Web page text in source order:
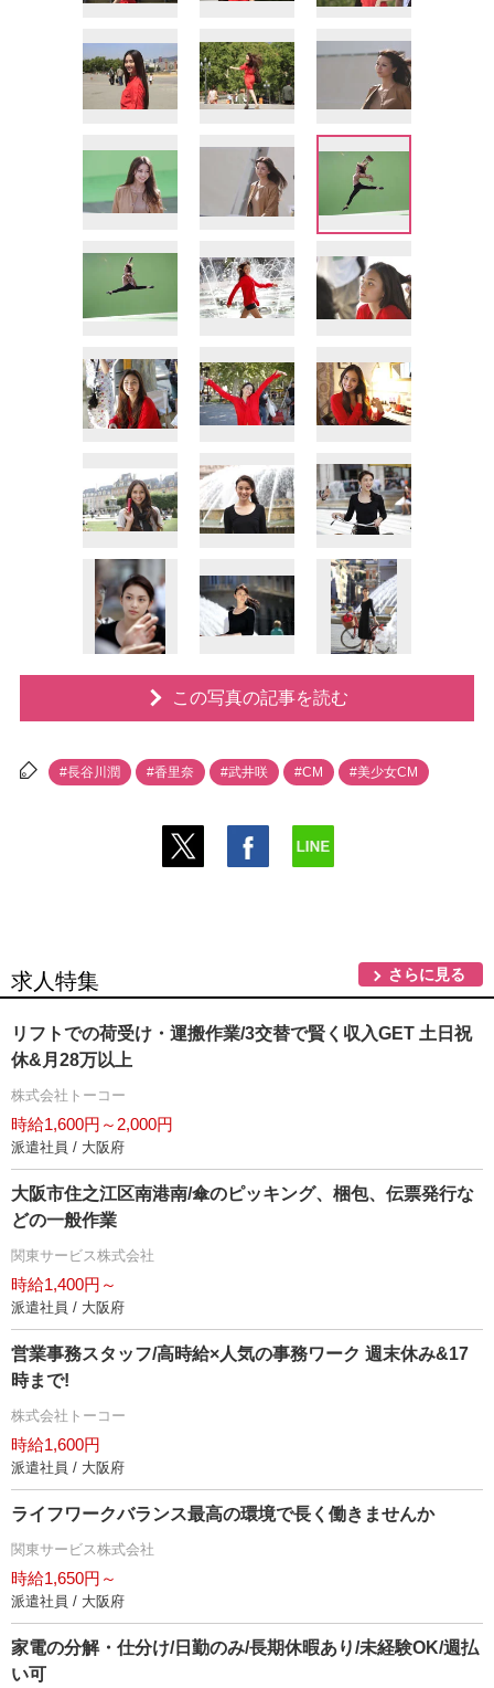
この写真の記事を読む
#長谷川潤 #香里奈 #武井咲 #CM #美少女CM
求人特集 さらに見る
リフトでの荷受け・運搬作業/3交替で賢く収入GET 土日祝
休&月28万以上
株式会社トーコー
時給1,600円～2,000円
派遣社員 / 大阪府
大阪市住之江区南港南/傘のピッキング、梱包、伝票発行な
どの一般作業
関東サービス株式会社
時給1,400円～
派遣社員 / 大阪府
営業事務スタッフ/高時給×人気の事務ワーク 週末休み&17
時まで!
株式会社トーコー
時給1,600円
派遣社員 / 大阪府
ライフワークバランス最高の環境で長く働きませんか
関東サービス株式会社
時給1,650円～
派遣社員 / 大阪府
家電の分解・仕分け/日勤のみ/長期休暇あり/未経験OK/週払
い可